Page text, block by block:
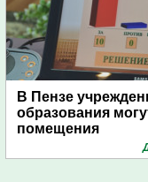
В Пензе
образования
помещения